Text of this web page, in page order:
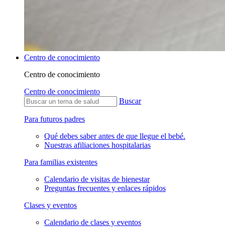
Centro de conocimiento
Centro de conocimiento
Centro de conocimiento
Buscar
Para futuros padres
Qué debes saber antes de que llegue el bebé.
Nuestras afiliaciones hospitalarias
Para familias existentes
Calendario de visitas de bienestar
Preguntas frecuentes y enlaces rápidos
Clases y eventos
Calendario de clases y eventos